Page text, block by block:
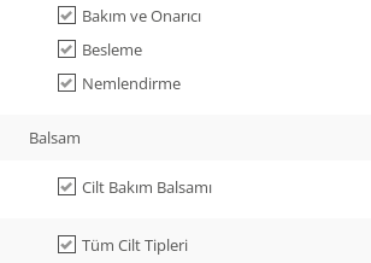
Bakım ve Onarıcı
Besleme
Nemlendirme
Balsam
Cilt Bakım Balsamı
Tüm Cilt Tipleri